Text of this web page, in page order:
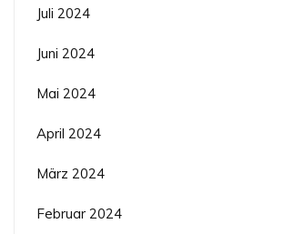
Juli 2024
Juni 2024
Mai 2024
April 2024
März 2024
Februar 2024